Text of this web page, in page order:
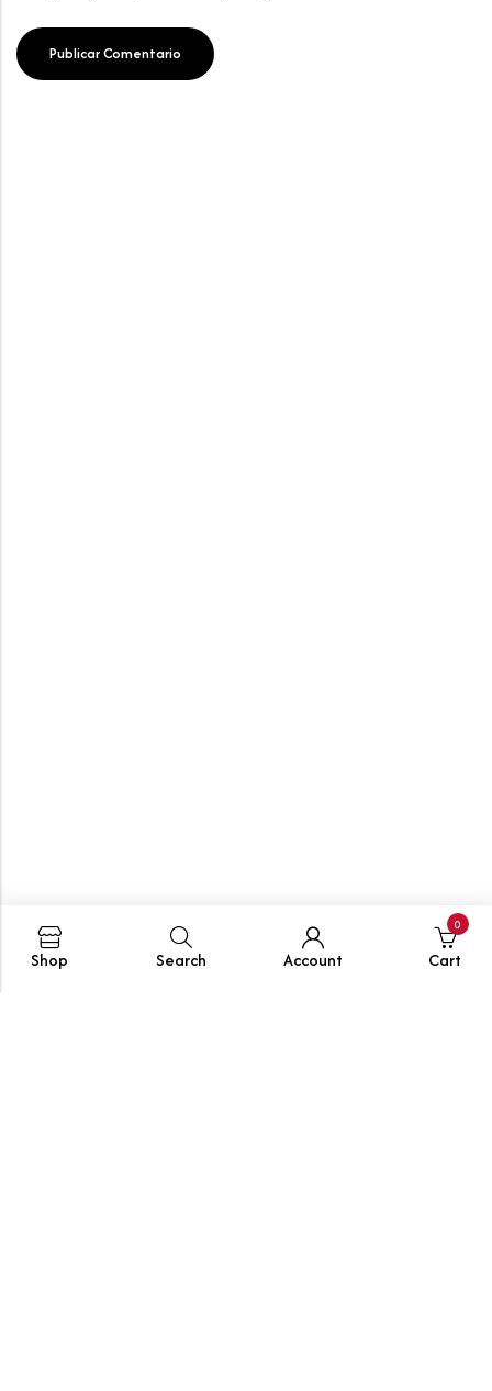
Shop Search Account
0
Cart